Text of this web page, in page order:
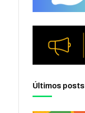
Últimos posts